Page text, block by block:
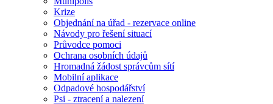
Krize
Objednání na úřad - rezervace online
Návody pro řešení situací
Průvodce pomoci
Ochrana osobních údajů
Hromadná žádost správcům sítí
Mobilní aplikace
Odpadové hospodářství
Psi - ztracení a nalezení